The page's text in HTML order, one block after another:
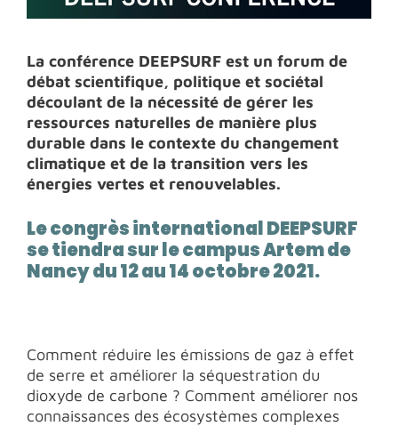
La conférence DEEPSURF est un forum de
débat scientifique, politique et sociétal
découlant de la nécessité de gérer les
ressources naturelles de manière plus
durable dans le contexte du changement
climatique et de la transition vers les
énergies vertes et renouvelables.
Le congrès international DEEPSURF
se tiendra sur le campus Artem de
Nancy du 12 au 14 octobre 2021.
Comment réduire les émissions de gaz à effet
de serre et améliorer la séquestration du
dioxyde de carbone ? Comment améliorer nos
connaissances des écosystèmes complexes